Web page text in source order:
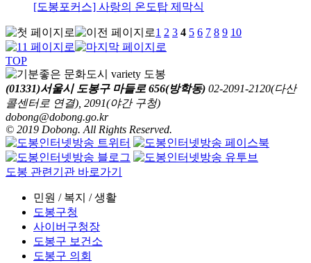
[도봉포커스] 사랑의 온도탑 제막식
1 2 3 4 5 6 7 8 9 10
TOP
(01331)서울시 도봉구 마들로 656(방학동) 02-2091-2120(다산
콜센터로 연결), 2091(야간 구청)
dobong@dobong.go.kr
© 2019 Dobong. All Rights Reserved.
도봉 관련기관 바로가기
민원 / 복지 / 생활
도봉구청
사이버구청장
도봉구 보건소
도봉구 의회